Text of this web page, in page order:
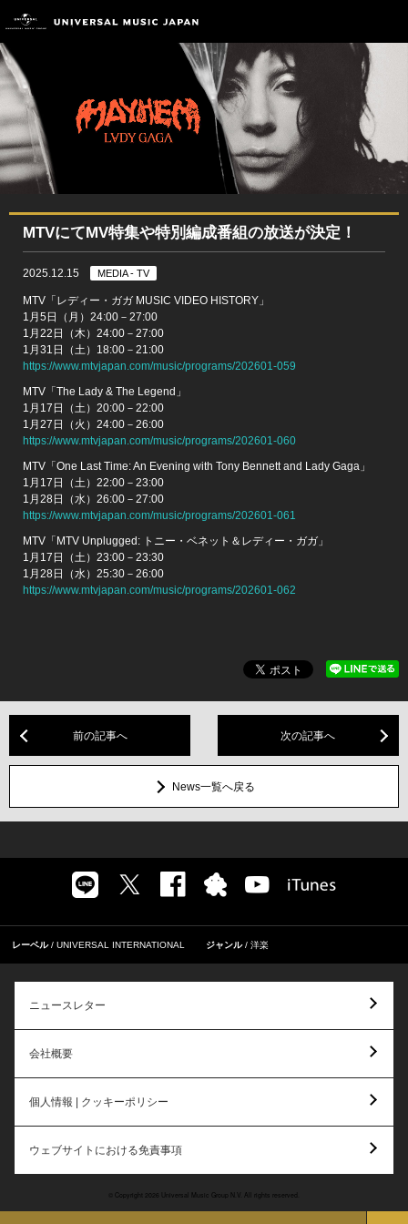
MTVにてMV特集や特別編成番組の放送が決定！
2025.12.15 MEDIA - TV
MTV「レディー・ガガ MUSIC VIDEO HISTORY」
1月5日（月）24:00－27:00
1月22日（木）24:00－27:00
1月31日（土）18:00－21:00
https://www.mtvjapan.com/music/programs/202601-059
MTV「The Lady & The Legend」
1月17日（土）20:00－22:00
1月27日（火）24:00－26:00
https://www.mtvjapan.com/music/programs/202601-060
MTV「One Last Time: An Evening with Tony Bennett and Lady Gaga」
1月17日（土）22:00－23:00
1月28日（水）26:00－27:00
https://www.mtvjapan.com/music/programs/202601-061
MTV「MTV Unplugged: トニー・ベネット＆レディー・ガガ」
1月17日（土）23:00－23:30
1月28日（水）25:30－26:00
https://www.mtvjapan.com/music/programs/202601-062
前の記事へ 次の記事へ
News一覧へ戻る
レーベル UNIVERSAL INTERNATIONAL ジャンル 洋楽
ニュースレター
会社概要
個人情報 | クッキーポリシー
ウェブサイトにおける免責事項
© Copyright 2026 Universal Music Group N.V. All rights reserved.